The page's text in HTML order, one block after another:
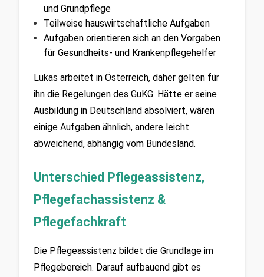
und Grundpflege
Teilweise hauswirtschaftliche Aufgaben
Aufgaben orientieren sich an den Vorgaben
für Gesundheits- und Krankenpflegehelfer
Lukas arbeitet in Österreich, daher gelten für
ihn die Regelungen des GuKG. Hätte er seine
Ausbildung in Deutschland absolviert, wären
einige Aufgaben ähnlich, andere leicht
abweichend, abhängig vom Bundesland.
Unterschied Pflegeassistenz,
Pflegefachassistenz &
Pflegefachkraft
Die Pflegeassistenz bildet die Grundlage im
Pflegebereich. Darauf aufbauend gibt es